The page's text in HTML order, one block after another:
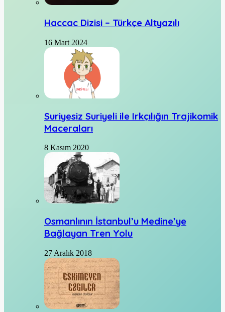
Haccac Dizisi – Türkçe Altyazılı
16 Mart 2024
Suriyesiz Suriyeli ile Irkçılığın Trajikomik
Maceraları
8 Kasım 2020
Osmanlının İstanbul’u Medine’ye
Bağlayan Tren Yolu
27 Aralık 2018